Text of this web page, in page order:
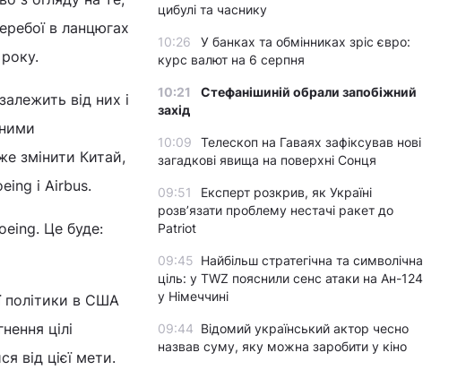
в ланцюгах
від них і
змінити Китай,
і Airbus.
Це буде:
політики в США
цілі
від цієї мети.
цибулі та часнику
10:26
У банках та обмінниках зріс євро:
курс валют на 6 серпня
10:21
Стефанішиній обрали запобіжний
захід
10:09
Телескоп на Гаваях зафіксував нові
загадкові явища на поверхні Сонця
09:51
Експерт розкрив, як Україні
розвʼязати проблему нестачі ракет до
Patriot
09:45 Найбільш стратегічна та символічна
ціль: у TWZ пояснили сенс атаки на Ан-124
у Німеччині
09:44 Відомий український актор чесно
назвав суму, яку можна заробити у кіно